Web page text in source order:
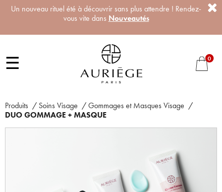
Un nouveau rituel été à découvrir sans plus attendre ! Rendez-
vous vite dans Nouveautés
☰ 0
Produits / Soins Visage /Gommages et Masques Visage /
DUO GOMMAGE + MASQUE